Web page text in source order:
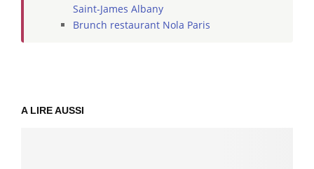
Saint-James Albany
Brunch restaurant Nola Paris
A LIRE AUSSI